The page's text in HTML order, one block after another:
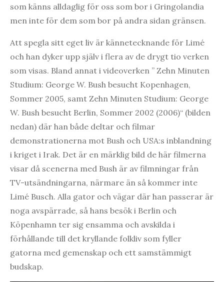
som känns alldaglig för oss som bor i Gringolandia
men inte för dem som bor på andra sidan gränsen.
Att spegla sitt eget liv är kännetecknande för Limé
och han dyker upp själv i flera av de drygt tio verken
som visas. Bland annat i videoverken ” Zehn Minuten
Studium: George W. Bush besucht Kopenhagen,
Sommer 2005, samt Zehn Minuten Studium: George
W. Bush besucht Berlin, Sommer 2002 (2006)“ (bilden
nedan) där han både deltar och filmar
demonstrationerna mot Bush och USA:s inblandning
i kriget i Irak. Det är en märklig bild de här filmerna
visar då scenerna med Bush är av filmningar från
TV-utsändningarna, närmare än så kommer inte
Limé Busch. Alla gator och vägar där han passerar är
noga avspärrade, så hans besök i Berlin och
Köpenhamn ter sig ensamma och avskilda i
förhållande till det kryllande folkliv som fyller
gatorna med gemenskap och ett samstämmigt
budskap.